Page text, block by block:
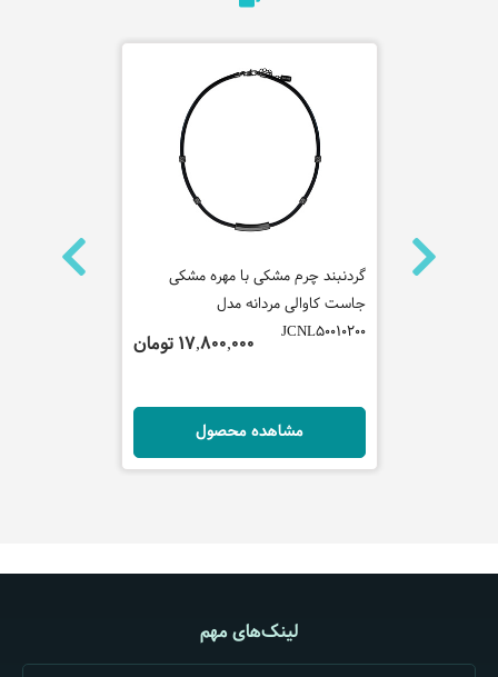
گردنبند
گردنبند چرم مشکی با مهره مشکی
جاست کاوالی مردانه مدل
JCNL50010200
17,800,000 تومان
مشاهده محصول
لینک‌های مهم